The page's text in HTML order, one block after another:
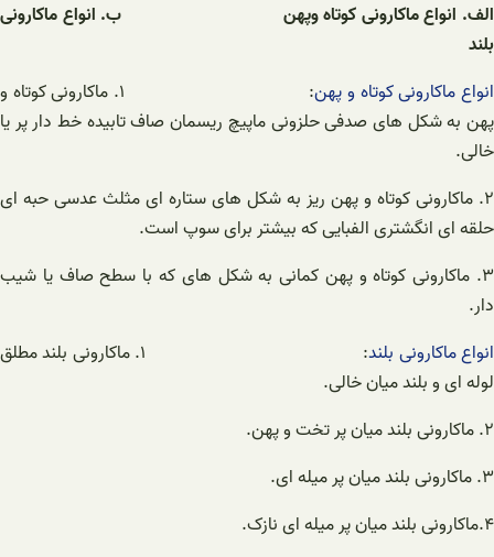
الف. انواع ماکارونی کوتاه وپهن
ب. انواع ماکارونی
بلند
انواع ماکارونی کوتاه و پهن
: ۱. ماکارونی کوتاه و
پهن به شکل های صدفی حلزونی ماپیچ ریسمان صاف تابیده خط دار پر یا
خالی.
۲. ماکارونی کوتاه و پهن ریز به شکل های ستاره ای مثلث عدسی حبه ای
حلقه ای انگشتری الفبایی که بیشتر برای سوپ است.
۳. ماکارونی کوتاه و پهن کمانی به شکل های که با سطح صاف یا شیب
دار.
انواع ماکارونی بلند
: ۱. ماکارونی بلند مطلق
لوله ای و بلند میان خالی.
۲. ماکارونی بلند میان پر تخت و پهن.
۳. ماکارونی بلند میان پر میله ای.
۴.ماکارونی بلند میان پر میله ای نازک.